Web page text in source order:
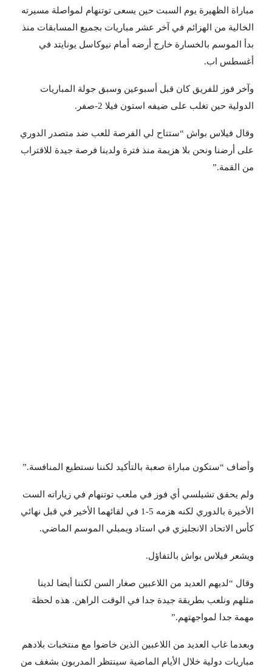
مباراة الظهيرة يوم السبت حين يسعى توتنهام لمواصلة مسيرته
الخالية من الهزائم في آخر عشر مباريات بجميع المسابقات منذ
بدأ الموسم بالخسارة خارج أرضه أمام نيوكاسل يونايتد في
أغسطس اب.
وآخر فوز للفريق كان قبل أسبوعين وسبق جولة المباريات
الدولية حين تغلب على ضيفه استون فيلا 2-صفر.
وقال فيلاس بواش “ستتاح لي الفرصة للعب ضد متصدر الدوري
على أرضنا ونحن بلا هزيمة منذ فترة ولدينا فرصة جيدة للاقتراب
من القمة.”
وأضاف “ستكون مباراة صعبة بالتأكيد لكننا نستطيع المنافسة.”
ولم يحقق تشيلسي أي فوز في ملعب توتنهام في زياراته الست
الأخيرة بالدوري لكنه هزمه 5-1 في لقائهما الأخير في قبل نهائي
كأس الاتحاد الانجليزي في استاد ويمبلي الموسم الماضي.
ويشعر فيلاس بواش بالتفاؤل.
وقال “لديهم العديد من اللاعبين صغار السن لكننا أيضا لدينا
مثلهم ونلعب بطريقة جيدة جدا في الوقت الراهن. هذه لحظة
مهمة جدا لمواجهتهم.”
وبعدما غاب العديد من اللاعبين الذين خاضوا مع منتخبات بلادهم
مباريات دولية خلال الأيام الماضية سينتظر المدربون بشغف من